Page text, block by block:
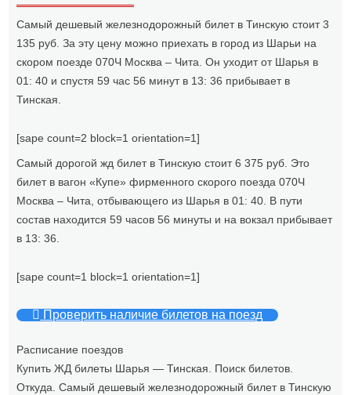
Самый дешевый железнодорожный билет в Тинскую стоит 3
135 руб. За эту цену можно приехать в город из Шарьи на
скором поезде 070Ч Москва – Чита. Он уходит от Шарья в
01: 40 и спустя 59 час 56 минут в 13: 36 прибывает в
Тинская.
[sape count=2 block=1 orientation=1]
Самый дорогой жд билет в Тинскую стоит 6 375 руб. Это
билет в вагон «Купе» фирменного скорого поезда 070Ч
Москва – Чита, отбывающего из Шарья в 01: 40. В пути
состав находится 59 часов 56 минуты и на вокзал прибывает
в 13: 36.
[sape count=1 block=1 orientation=1]
Проверить наличие билетов на поезд
Расписание поездов
Купить ЖД билеты Шарья — Тинская. Поиск билетов.
Откуда. Самый дешевый железнодорожный билет в Тинскую